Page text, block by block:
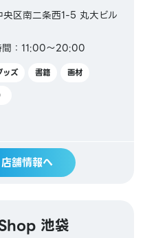
区南二条西1-5 丸大ビル
間：11:00～20:00
ッズ 書籍
画材
店舗情報へ
池袋